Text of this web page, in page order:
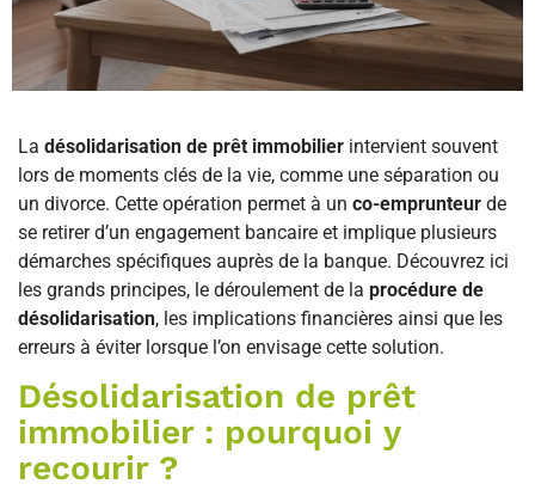
La désolidarisation de prêt immobilier intervient souvent
lors de moments clés de la vie, comme une séparation ou
un divorce. Cette opération permet à un co-emprunteur de
se retirer d’un engagement bancaire et implique plusieurs
démarches spécifiques auprès de la banque. Découvrez ici
les grands principes, le déroulement de la procédure de
désolidarisation, les implications financières ainsi que les
erreurs à éviter lorsque l’on envisage cette solution.
Désolidarisation de prêt
immobilier : pourquoi y
recourir ?